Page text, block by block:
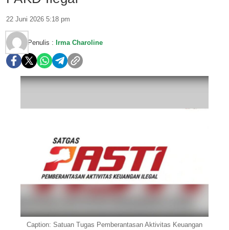
22 Juni 2026 5:18 pm
Penulis : Irma Charoline
Caption: Satuan Tugas Pemberantasan Aktivitas Keuangan